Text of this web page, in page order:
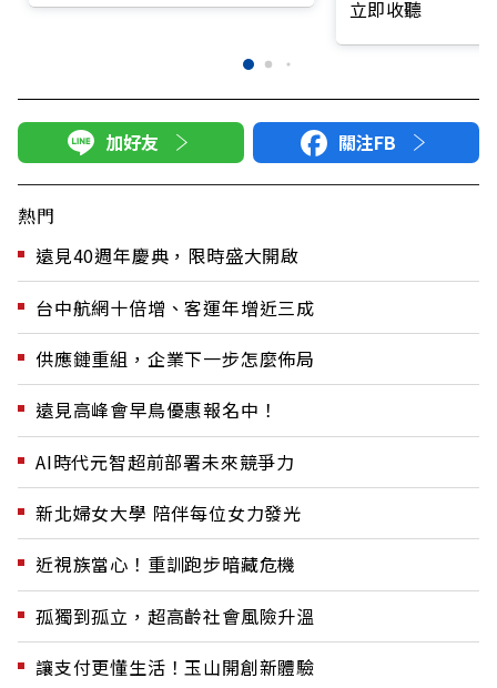
立即收聽
加好友 關注FB
熱門
遠見40週年慶典，限時盛大開啟
台中航網十倍增、客運年增近三成
供應鏈重組，企業下一步怎麼佈局
遠見高峰會早鳥優惠報名中！
AI時代元智超前部署未來競爭力
新北婦女大學 陪伴每位女力發光
近視族當心！重訓跑步暗藏危機
孤獨到孤立，超高齡社會風險升溫
讓支付更懂生活！玉山開創新體驗